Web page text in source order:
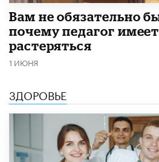
​Вам не обязательно
почему педагог
растеряться
1 ИЮНЯ
ЗДОРОВЬЕ